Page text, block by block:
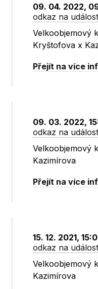
09. 04. 2022,
odkaz na událost
Velkoobjemový
Kryštofova x
Přejít na více
09. 03. 2022,
odkaz na událost
Velkoobjemový
Kazimírova
Přejít na více
15. 12. 2021,
odkaz na událost
Velkoobjemový
Kazimírova